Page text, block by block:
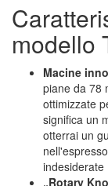
modello
Macine
piane da 78
ottimizzate
significa un
otterrai un
indesiderate
„Rotary